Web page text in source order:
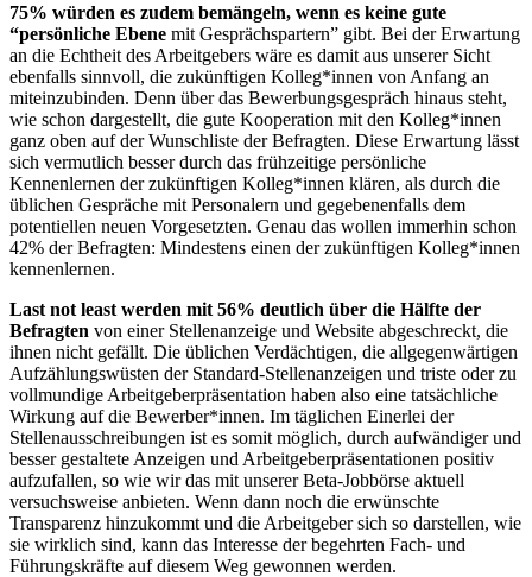
75% würden es zudem bemängeln, wenn es keine gute
“persönliche Ebene mit Gesprächspartern” gibt. Bei der Erwartung
an die Echtheit des Arbeitgebers wäre es damit aus unserer Sicht
ebenfalls sinnvoll, die zukünftigen Kolleg*innen von Anfang an
miteinzubinden. Denn über das Bewerbungsgespräch hinaus steht,
wie schon dargestellt, die gute Kooperation mit den Kolleg*innen
ganz oben auf der Wunschliste der Befragten. Diese Erwartung lässt
sich vermutlich besser durch das frühzeitige persönliche
Kennenlernen der zukünftigen Kolleg*innen klären, als durch die
üblichen Gespräche mit Personalern und gegebenenfalls dem
potentiellen neuen Vorgesetzten. Genau das wollen immerhin schon
42% der Befragten: Mindestens einen der zukünftigen Kolleg*innen
kennenlernen.
Last not least werden mit 56% deutlich über die Hälfte der
Befragten von einer Stellenanzeige und Website abgeschreckt, die
ihnen nicht gefällt. Die üblichen Verdächtigen, die allgegenwärtigen
Aufzählungswüsten der Standard-Stellenanzeigen und triste oder zu
vollmundige Arbeitgeberpräsentation haben also eine tatsächliche
Wirkung auf die Bewerber*innen. Im täglichen Einerlei der
Stellenausschreibungen ist es somit möglich, durch aufwändiger und
besser gestaltete Anzeigen und Arbeitgeberpräsentationen positiv
aufzufallen, so wie wir das mit unserer Beta-Jobbörse aktuell
versuchsweise anbieten. Wenn dann noch die erwünschte
Transparenz hinzukommt und die Arbeitgeber sich so darstellen, wie
sie wirklich sind, kann das Interesse der begehrten Fach- und
Führungskräfte auf diesem Weg gewonnen werden.